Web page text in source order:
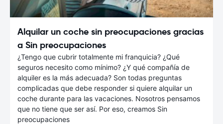
Alquilar un coche sin preocupaciones gracias
a Sin preocupaciones
¿Tengo que cubrir totalmente mi franquicia? ¿Qué
seguros necesito como mínimo? ¿Y qué compañía de
alquiler es la más adecuada? Son todas preguntas
complicadas que debe responder si quiere alquilar un
coche durante para las vacaciones. Nosotros pensamos
que no tiene que ser así. Por eso, creamos Sin
preocupaciones